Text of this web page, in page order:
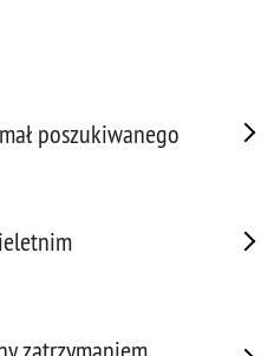
poszukiwanego